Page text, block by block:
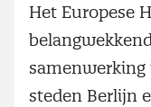
Het Europese
samenwerking
steden Berlijn